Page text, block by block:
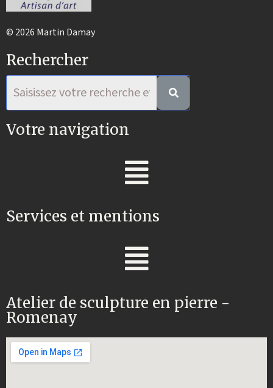
© 2026 Martin Damay
Rechercher
Votre navigation
Services et mentions
Atelier de sculpture en pierre -
Romenay